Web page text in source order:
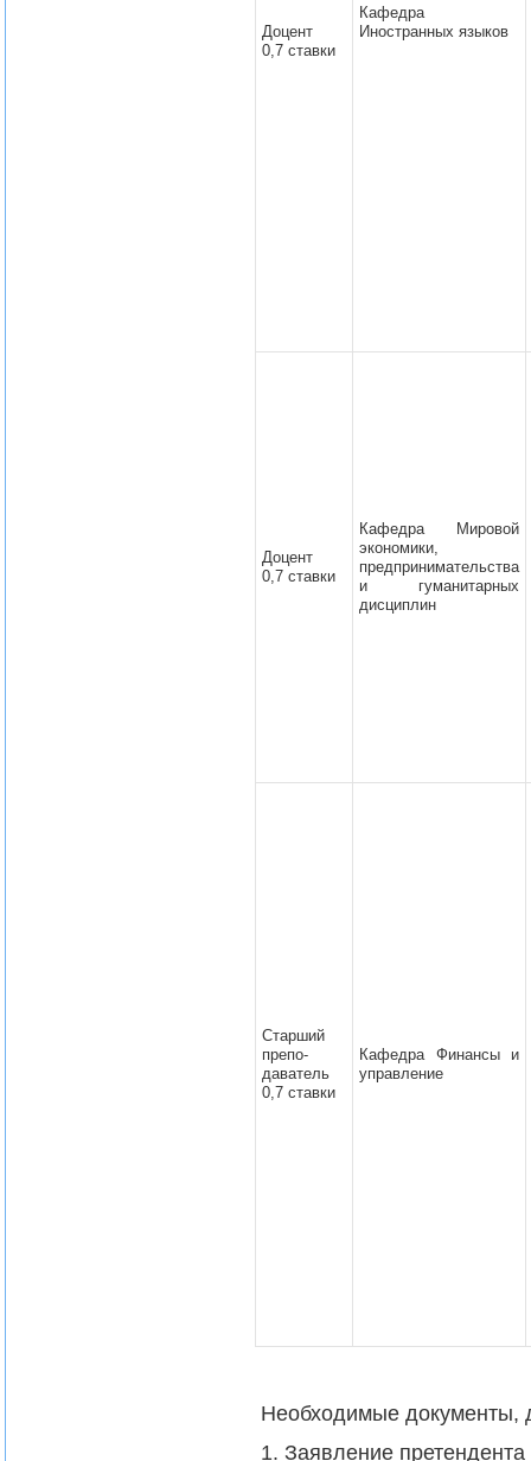
Доцент
0,7 ставки
Кафедра
Иностранных языков
Доцент
0,7 ставки
Кафедра Мировой
экономики,
предпринимательства
и гуманитарных
дисциплин
Старший
препо-
даватель
0,7 ставки
Кафедра Финансы и
управление
Необходимые документы,
Заявление